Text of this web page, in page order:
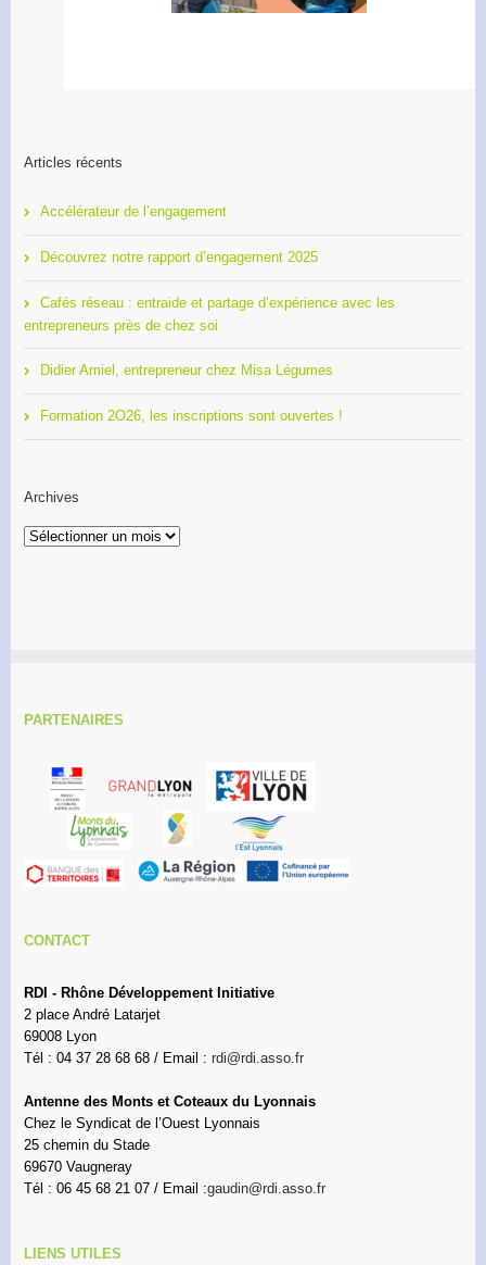
Articles récents
Accélérateur de l’engagement
Découvrez notre rapport d’engagement 2025
Cafés réseau : entraide et partage d’expérience avec les
entrepreneurs près de chez soi
Didier Amiel, entrepreneur chez Misa Légumes
Formation 2O26, les inscriptions sont ouvertes !
Archives
PARTENAIRES
CONTACT
RDI - Rhône Développement Initiative
2 place André Latarjet
69008 Lyon
Tél : 04 37 28 68 68 / Email : rdi@rdi.asso.fr
Antenne des Monts et Coteaux du Lyonnais
Chez le Syndicat de l’Ouest Lyonnais
25 chemin du Stade
69670 Vaugneray
Tél : 06 45 68 21 07 / Email :gaudin@rdi.asso.fr
LIENS UTILES